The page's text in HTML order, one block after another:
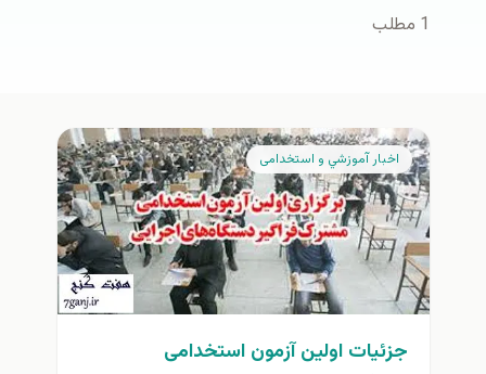
1 مطلب
اخبار آموزشي و استخدامی
جزئيات اولین آزمون استخدامی